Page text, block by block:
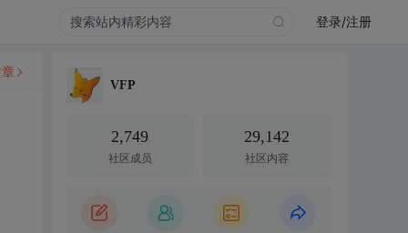
登录/注册
VFP
2,749
社区成员
29,142
社区内容